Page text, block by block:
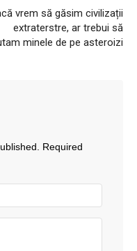
vrem să găsim civilizații
extraterstre, ar trebui să
minele de pe asteroizi
Required